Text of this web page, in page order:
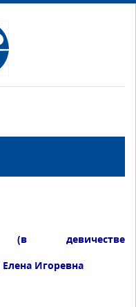
(в девичестве
Игоревна